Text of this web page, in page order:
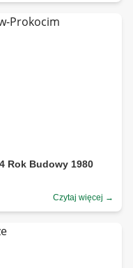
Rok Budowy 1980
Czytaj więcej →